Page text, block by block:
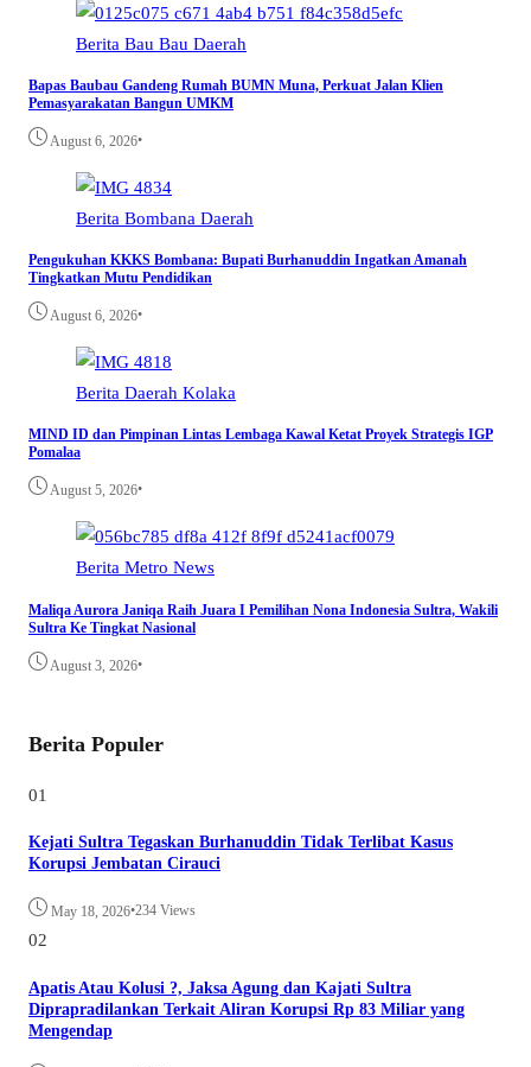
Berita Bau Bau Daerah
Bapas Baubau Gandeng Rumah BUMN Muna, Perkuat Jalan Klien
Pemasyarakatan Bangun UMKM
August 6, 2026•
Berita Bombana Daerah
Pengukuhan KKKS Bombana: Bupati Burhanuddin Ingatkan Amanah
Tingkatkan Mutu Pendidikan
August 6, 2026•
Berita Daerah Kolaka
MIND ID dan Pimpinan Lintas Lembaga Kawal Ketat Proyek Strategis IGP
Pomalaa
August 5, 2026•
Berita Metro News
Maliqa Aurora Janiqa Raih Juara I Pemilihan Nona Indonesia Sultra, Wakili
Sultra Ke Tingkat Nasional
August 3, 2026•
Berita Populer
01
Kejati Sultra Tegaskan Burhanuddin Tidak Terlibat Kasus
Korupsi Jembatan Cirauci
May 18, 2026•234 Views
02
Apatis Atau Kolusi ?, Jaksa Agung dan Kajati Sultra
Diprapradilankan Terkait Aliran Korupsi Rp 83 Miliar yang
Mengendap